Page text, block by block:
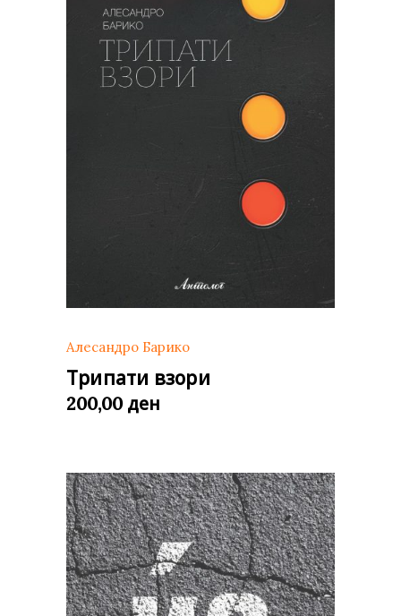
Алесандро Барико
Трипати взори
200,00 ден